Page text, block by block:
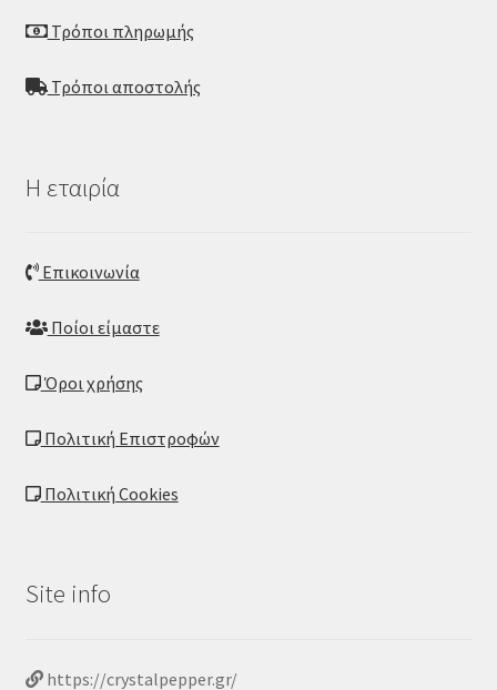
Τρόποι πληρωμής
Τρόποι αποστολής
Η εταιρία
Επικοινωνία
Ποίοι είμαστε
Όροι χρήσης
Πολιτική Επιστροφών
Πολιτική Cookies
Site info
https://crystalpepper.gr/